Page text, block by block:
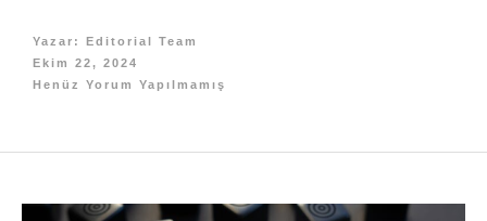
Yazar:
Editorial Team
Ekim 22, 2024
Henüz Yorum Yapılmamış